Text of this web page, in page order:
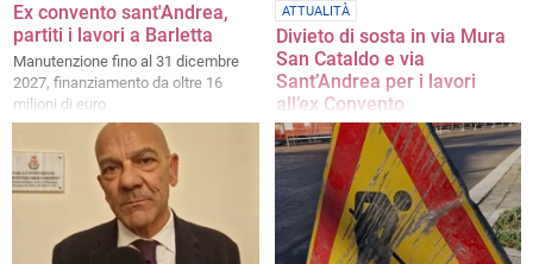
Ex convento sant'Andrea,
partiti i lavori a Barletta
Manutenzione fino al 31 dicembre
2027, finanziamento da oltre 16
milioni di euro
ATTUALITÀ
Divieto di sosta in via Mura
San Cataldo e via
Sant’Andrea per i lavori
all’ex Convento
Dal 31 luglio al 31 agosto stop alla
sosta nelle aree adiacenti all’ex
Convento di Sant’Andrea